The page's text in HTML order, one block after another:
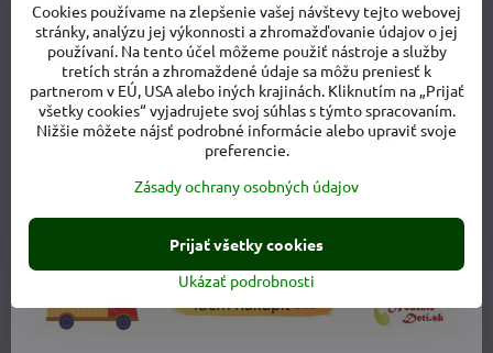
Cookies používame na zlepšenie vašej návštevy tejto webovej
stránky, analýzu jej výkonnosti a zhromažďovanie údajov o jej
používaní. Na tento účel môžeme použiť nástroje a služby
tretích strán a zhromaždené údaje sa môžu preniesť k
partnerom v EÚ, USA alebo iných krajinách. Kliknutím na „Prijať
všetky cookies“ vyjadrujete svoj súhlas s týmto spracovaním.
Nižšie môžete nájsť podrobné informácie alebo upraviť svoje
preferencie.
Zásady ochrany osobných údajov
Ukázať podrobnosti
Prijať všetky cookies